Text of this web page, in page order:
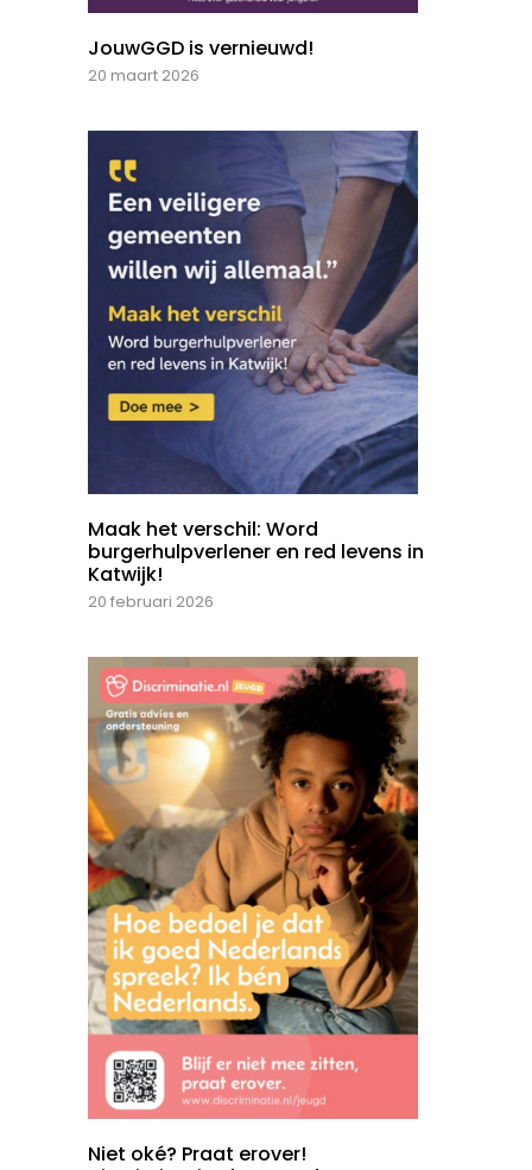
JouwGGD is vernieuwd!
20 maart 2026
Maak het verschil: Word
burgerhulpverlener en red levens in
Katwijk!
20 februari 2026
Niet oké? Praat erover!